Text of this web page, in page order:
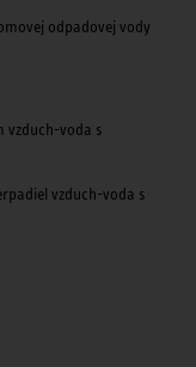
odpadovej vody
vzduch-voda s
vzduch-voda s